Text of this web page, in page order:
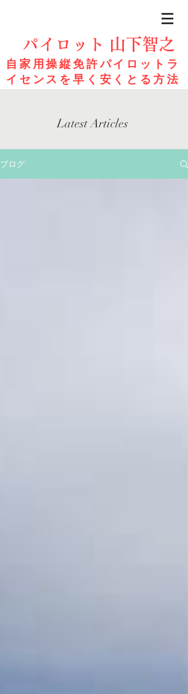
パイロット 山下智之
自家用操縦免許パイロットラ
イセンスを早く安くとる方法
Latest Articles
ブログ